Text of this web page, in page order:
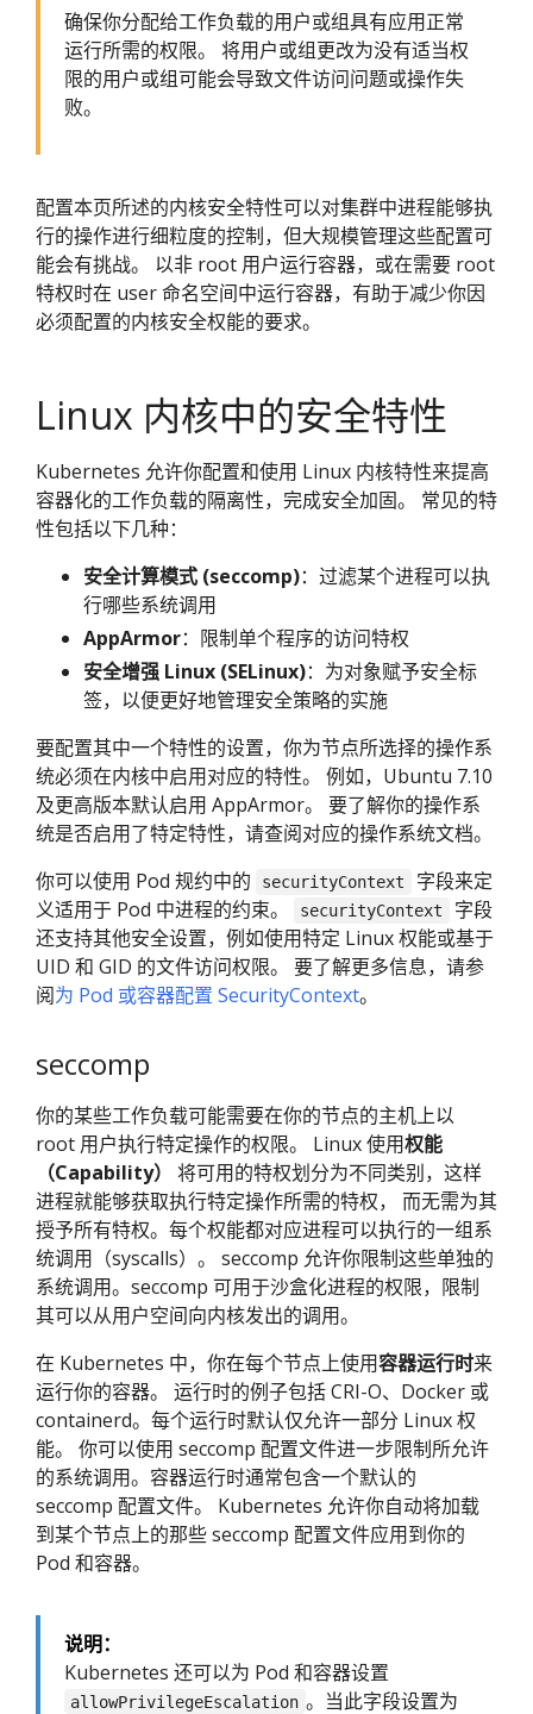
确保你分配给工作负载的用户或组具有应用正常
运行所需的权限。 将用户或组更改为没有适当权
限的用户或组可能会导致文件访问问题或操作失
败。
配置本页所述的内核安全特性可以对集群中进程能够执
行的操作进行细粒度的控制，但大规模管理这些配置可
能会有挑战。 以非 root 用户运行容器，或在需要 root
特权时在 user 命名空间中运行容器，有助于减少你因
必须配置的内核安全权能的要求。
Linux 内核中的安全特性
Kubernetes 允许你配置和使用 Linux 内核特性来提高
容器化的工作负载的隔离性，完成安全加固。 常见的特
性包括以下几种：
安全计算模式 (seccomp)：过滤某个进程可以执
行哪些系统调用
AppArmor：限制单个程序的访问特权
安全增强 Linux (SELinux)：为对象赋予安全标
签，以便更好地管理安全策略的实施
要配置其中一个特性的设置，你为节点所选择的操作系
统必须在内核中启用对应的特性。 例如，Ubuntu 7.10
及更高版本默认启用 AppArmor。 要了解你的操作系
统是否启用了特定特性，请查阅对应的操作系统文档。
你可以使用 Pod 规约中的
securityContext
字段来定
义适用于 Pod 中进程的约束。
securityContext
字段
还支持其他安全设置，例如使用特定 Linux 权能或基于
UID 和 GID 的文件访问权限。 要了解更多信息，请参
阅为 Pod 或容器配置 SecurityContext。
seccomp
你的某些工作负载可能需要在你的节点的主机上以
root 用户执行特定操作的权限。 Linux 使用权能
（Capability）
将可用的特权划分为不同类别，这样
进程就能够获取执行特定操作所需的特权， 而无需为其
授予所有特权。每个权能都对应进程可以执行的一组系
统调用（syscalls）。 seccomp 允许你限制这些单独的
系统调用。seccomp 可用于沙盒化进程的权限，限制
其可以从用户空间向内核发出的调用。
在 Kubernetes 中，你在每个节点上使用容器运行时来
运行你的容器。 运行时的例子包括 CRI-O、Docker 或
containerd。每个运行时默认仅允许一部分 Linux 权
能。 你可以使用 seccomp 配置文件进一步限制所允许
的系统调用。容器运行时通常包含一个默认的
seccomp 配置文件。 Kubernetes 允许你自动将加载
到某个节点上的那些 seccomp 配置文件应用到你的
Pod 和容器。
说明：
Kubernetes 还可以为 Pod 和容器设置
allowPrivilegeEscalation 。当此字段设置为